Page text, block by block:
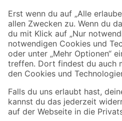
Sicher einkaufen
Jetzt die toom-App herunterladen
Alle Preisangaben in EUR inkl. gesetzl. MwSt..
Umständen nicht in allen Märkten verfügbar. Die